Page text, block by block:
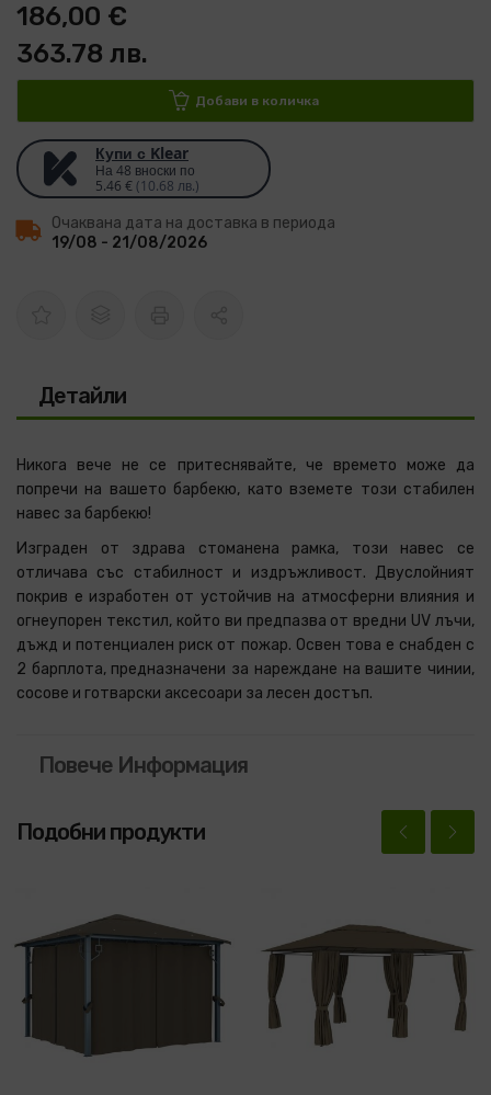
186,00 €
363.78 лв.
Добави в количка
Купи с Klear
На 48 вноски по
5.46 €(10.68 лв.)
Очаквана дата на доставка в периода
19/08 - 21/08/2026
Детайли
Никога вече не се притеснявайте, че времето може да
попречи на вашето барбекю, като вземете този стабилен
навес за барбекю!
Изграден от здрава стоманена рамка, този навес се
отличава със стабилност и издръжливост. Двуслойният
покрив е изработен от устойчив на атмосферни влияния и
огнеупорен текстил, който ви предпазва от вредни UV лъчи,
дъжд и потенциален риск от пожар. Освен това е снабден с
2 барплота, предназначени за нареждане на вашите чинии,
сосове и готварски аксесоари за лесен достъп.
Повече Информация
Подобни продукти